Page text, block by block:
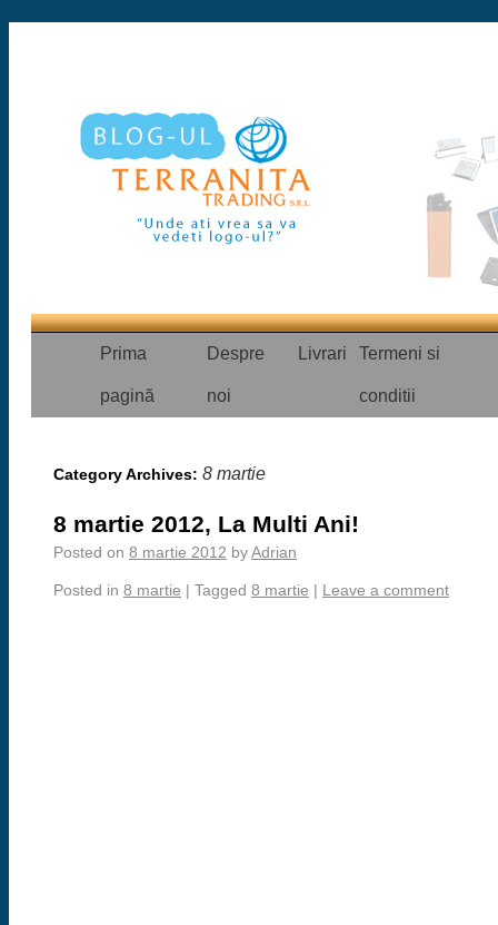
Prima
pagină
Despre
noi
Livrari Termeni si
conditii
Category Archives: 8 martie
8 martie 2012, La Multi Ani!
Posted on 8 martie 2012 byAdrian
Posted in 8 martie | Tagged 8 martie | Leave a comment